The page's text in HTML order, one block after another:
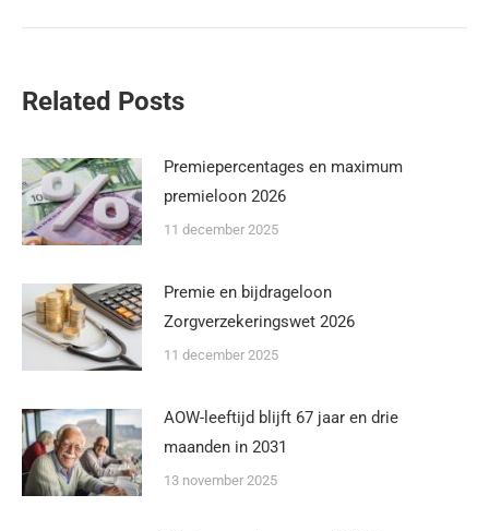
Related Posts
Premiepercentages en maximum
premieloon 2026
11 december 2025
Premie en bijdrageloon
Zorgverzekeringswet 2026
11 december 2025
AOW-leeftijd blijft 67 jaar en drie
maanden in 2031
13 november 2025